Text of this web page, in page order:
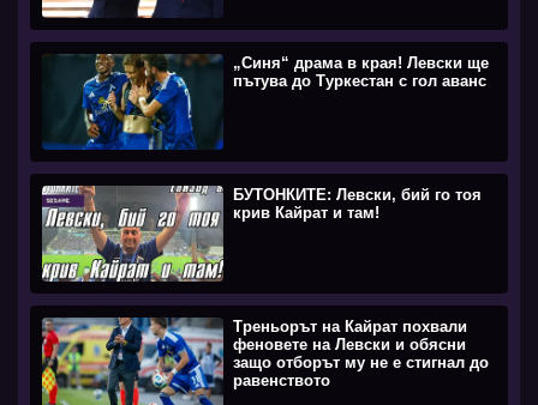
„Синя“ драма в края! Левски ще
пътува до Туркестан с гол аванс
БУТОНКИТЕ: Левски, бий го тоя
крив Кайрат и там!
Треньорът на Кайрат похвали
феновете на Левски и обясни
защо отборът му не е стигнал до
равенството